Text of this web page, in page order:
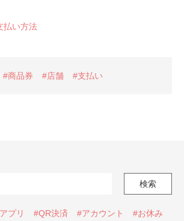
払い方法
#商品券 #店舗 #支払い
検索
プリ #QR決済 #アカウント
#お休み